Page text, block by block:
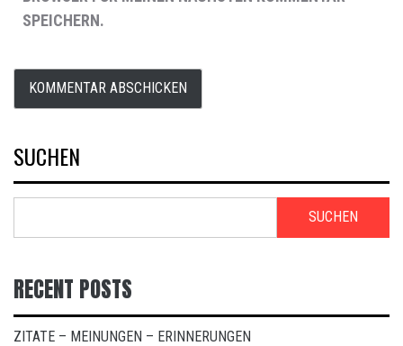
SPEICHERN.
SUCHEN
SUCHEN
RECENT POSTS
ZITATE – MEINUNGEN – ERINNERUNGEN